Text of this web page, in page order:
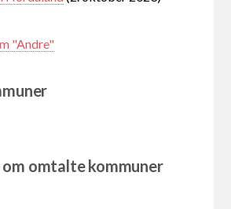
"Andre"
omtalte kommuner